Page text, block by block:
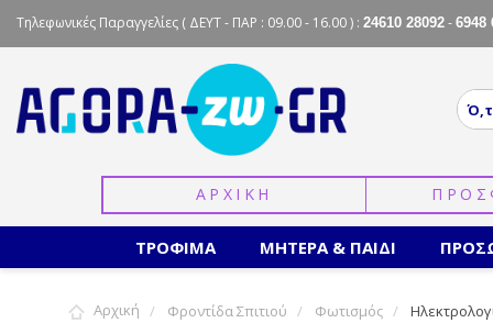
Τηλεφωνικές Παραγγελίες ( ΔΕΥΤ - ΠΑΡ : 09.00 - 16.00 ) : 24610 28092 - 6948
ΑΡΧΙΚΗ
ΤΡΟΦΙΜΑ ΜΗΤΕΡΑ & ΠΑΙΔΙ
Αρχική Φροντίδα Σπιτιού Φωτισμός